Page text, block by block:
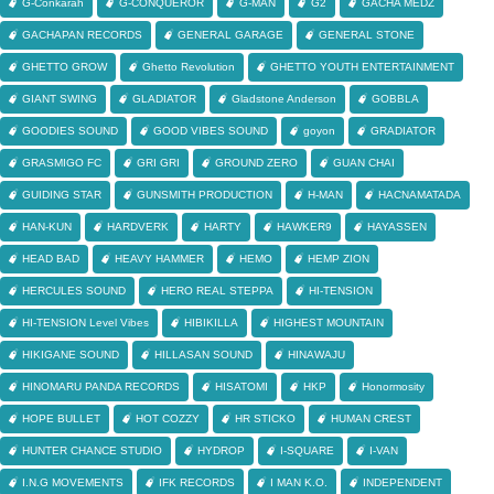
G-Conkarah G-CONQUEROR G-MAN G2 GACHA MEDZ
GACHAPAN RECORDS GENERAL GARAGE GENERAL STONE
GHETTO GROW Ghetto Revolution GHETTO YOUTH ENTERTAINMENT
GIANT SWING GLADIATOR Gladstone Anderson GOBBLA
GOODIES SOUND GOOD VIBES SOUND goyon GRADIATOR
GRASMIGO FC GRI GRI GROUND ZERO GUAN CHAI
GUIDING STAR GUNSMITH PRODUCTION H-MAN HACNAMATADA
HAN-KUN HARDVERK HARTY HAWKER9 HAYASSEN
HEAD BAD HEAVY HAMMER HEMO HEMP ZION
HERCULES SOUND HERO REAL STEPPA HI-TENSION
HI-TENSION Level Vibes HIBIKILLA HIGHEST MOUNTAIN
HIKIGANE SOUND HILLASAN SOUND HINAWAJU
HINOMARU PANDA RECORDS HISATOMI HKP Honormosity
HOPE BULLET HOT COZZY HR STICKO HUMAN CREST
HUNTER CHANCE STUDIO HYDROP I-SQUARE I-VAN
I.N.G MOVEMENTS IFK RECORDS I MAN K.O. INDEPENDENT